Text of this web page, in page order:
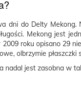
dni do Delty Mekong.
Mekong jest
roku opisano 29
olbrzymie
nadal jest zasobna w